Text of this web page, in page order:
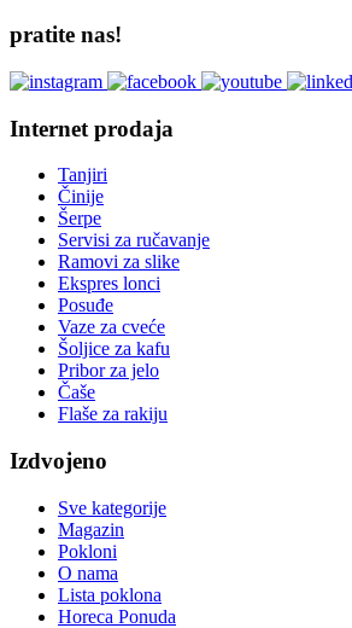
pratite nas!
Internet prodaja
Tanjiri
Činije
Šerpe
Servisi za ručavanje
Ramovi za slike
Ekspres lonci
Posuđe
Vaze za cveće
Šoljice za kafu
Pribor za jelo
Čaše
Flaše za rakiju
Izdvojeno
Sve kategorije
Magazin
Pokloni
O nama
Lista poklona
Horeca Ponuda